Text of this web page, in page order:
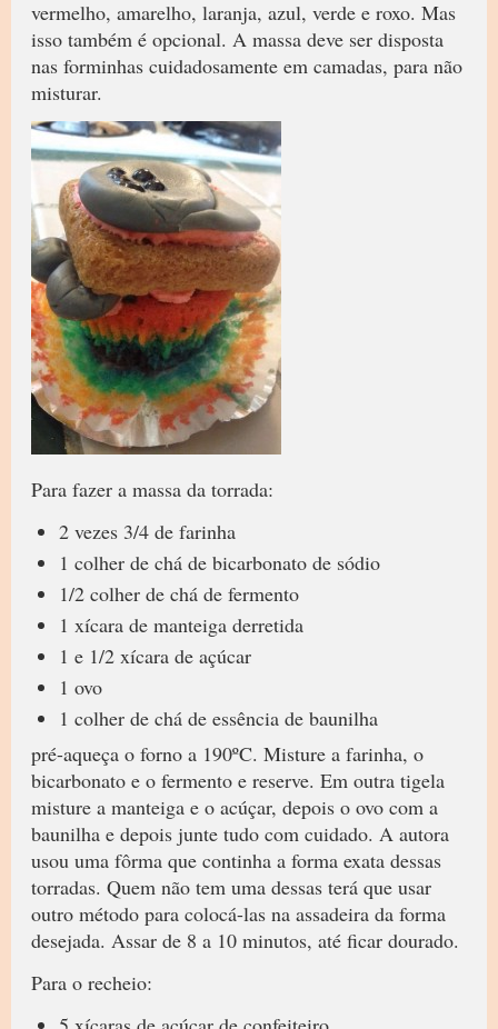
vermelho, amarelho, laranja, azul, verde e roxo. Mas
isso também é opcional. A massa deve ser disposta
nas forminhas cuidadosamente em camadas, para não
misturar.
Para fazer a massa da torrada:
2 vezes 3/4 de farinha
1 colher de chá de bicarbonato de sódio
1/2 colher de chá de fermento
1 xícara de manteiga derretida
1 e 1/2 xícara de açúcar
1 ovo
1 colher de chá de essência de baunilha
pré-aqueça o forno a 190ºC. Misture a farinha, o
bicarbonato e o fermento e reserve. Em outra tigela
misture a manteiga e o acúçar, depois o ovo com a
baunilha e depois junte tudo com cuidado. A autora
usou uma fôrma que continha a forma exata dessas
torradas. Quem não tem uma dessas terá que usar
outro método para colocá-las na assadeira da forma
desejada. Assar de 8 a 10 minutos, até ficar dourado.
Para o recheio: